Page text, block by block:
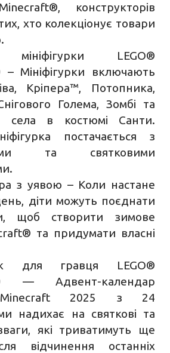
конструкторів
хто колекціонує товари
мініфігурки LEGO®
Мініфігурки включають
Кріпера™, Потопника,
Голема, Зомбі та
села в костюмі Санти.
постачається з
та святковими
з уявою – Коли настане
діти можуть поєднати
щоб створити зимове
та придумати власні
для гравця LEGO®
— Адвент-календар
Minecraft 2025 з 24
надихає на святкові та
які триватимуть ще
відчинення останніх